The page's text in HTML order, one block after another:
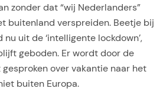
zonder dat “wij Nederlanders”
buitenland verspreiden. Beetje bij
uit de ‘intelligente lockdown’,
geboden. Er wordt door de
over vakantie naar het
buiten Europa.